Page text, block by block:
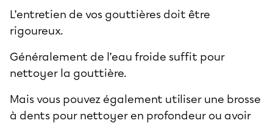
L’entretien de vos gouttières doit être
rigoureux.
Généralement de l’eau froide suffit pour
nettoyer la gouttière.
Mais vous pouvez également utiliser une brosse
à dents pour nettoyer en profondeur ou avoir